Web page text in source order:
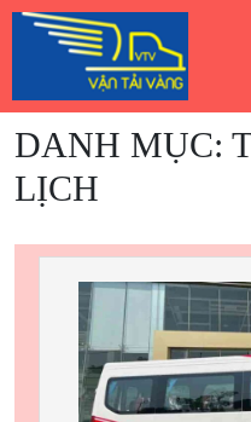
Skip
DANH MỤC:
LỊCH